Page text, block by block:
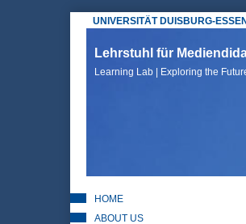
UNIVERSITÄT DUISBURG-ESSEN
Hauptmenü
Lehrstuhl für
Learning Lab | Exploring the
HOME
ABOUT US